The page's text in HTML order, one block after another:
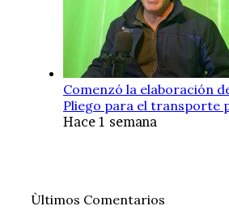
Comenzó la elaboración
Pliego para el transporte
Hace 1 semana
Ùltimos Comentarios